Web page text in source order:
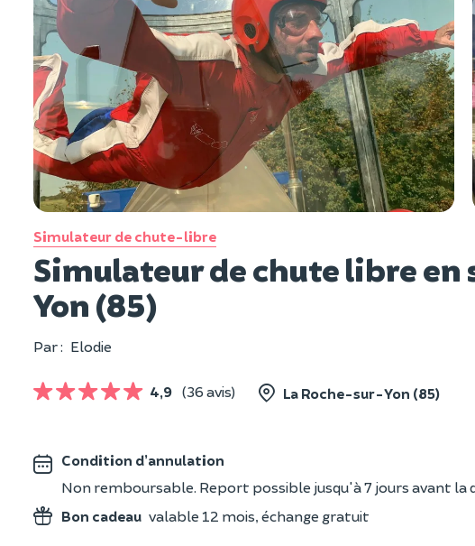
Simulateur de chute-libre
Simulateur de chute libre
Yon (85)
Par : Elodie
4,9 (36 avis) La Roche-sur-Yon (85)
Condition d’annulation
Non remboursable. Report possible jusqu'à 7 jours avant la
Bon cadeau valable 12 mois, échange gratuit